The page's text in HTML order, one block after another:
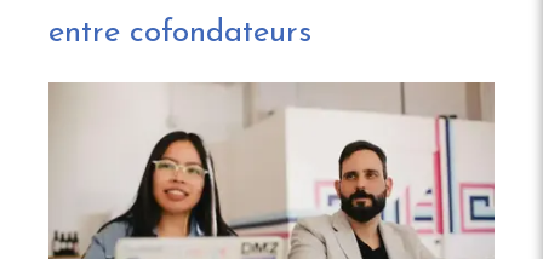
entre cofondateurs